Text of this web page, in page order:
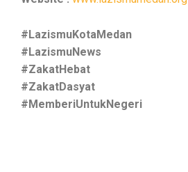
#LazismuKotaMedan
#LazismuNews
#ZakatHebat
#ZakatDasyat
#MemberiUntukNegeri